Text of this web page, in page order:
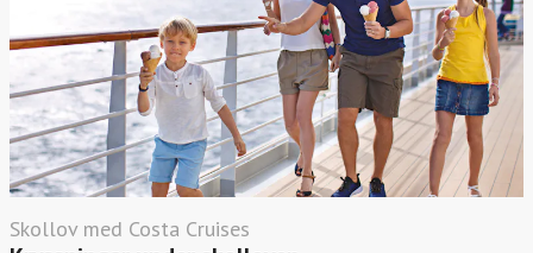
Skollov med Costa Cruises